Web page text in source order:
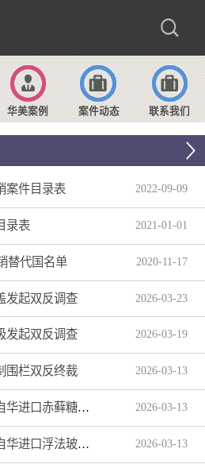
华美案例 案件动态 联系我们
案件目录表 2022-09-09
录表 2021 -01 -01
替代国名单 2020-11 -17
发起双反调查 2026-03-23
发起双反调查 2026-03-19
围栏双反终裁 2026-03-13
美国国际贸易委员会作出自华进口赤藓糖醇双反产业损害终裁 2026-03-13
美国国际贸易委员会作出自华进口浮法玻璃制品双反产业损害终裁 2026-03-13